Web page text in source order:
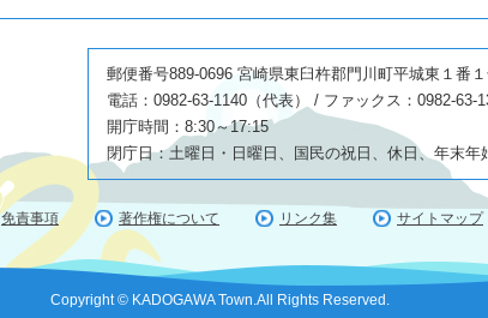
郵便番号889-0696 宮崎県東臼杵郡門川町平城東１番
電話：0982-63-1140（代表） / ファックス：0982-63-
開庁時間：8:30～17:15
閉庁日：土曜日・日曜日、国民の祝日、休日、年末年
免責事項 著作権について リンク集 サイトマップ
Copyright © KADOGAWA Town.All Rights Reserved.